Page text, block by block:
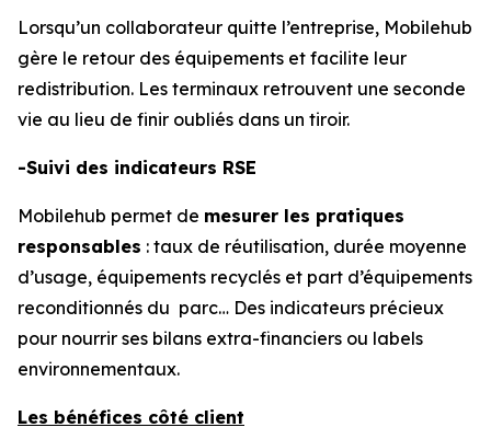
Lorsqu’un collaborateur quitte l’entreprise, Mobilehub
gère le retour des équipements et facilite leur
redistribution. Les terminaux retrouvent une seconde
vie au lieu de finir oubliés dans un tiroir.
-Suivi des indicateurs RSE
Mobilehub permet de mesurer les pratiques
responsables : taux de réutilisation, durée moyenne
d’usage, équipements recyclés et part d’équipements
reconditionnés du parc… Des indicateurs précieux
pour nourrir ses bilans extra-financiers ou labels
environnementaux.
Les bénéfices côté client